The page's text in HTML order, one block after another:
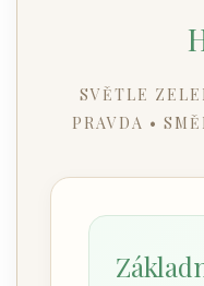
SVĚTLE
PRAVDA •